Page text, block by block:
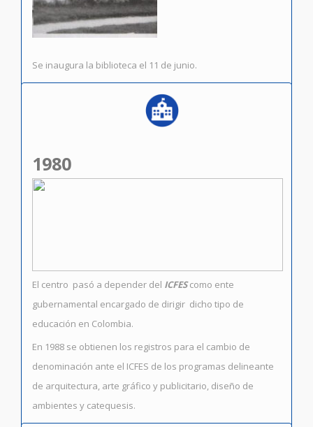
Se inaugura la biblioteca el 11 de junio.
1980
El centro pasó a depender del ICFES como ente
gubernamental encargado de dirigir dicho tipo de
educación en Colombia.
En 1988 se obtienen los registros para el cambio de
denominación ante el ICFES de los programas delineante
de arquitectura, arte gráfico y publicitario, diseño de
ambientes y catequesis.